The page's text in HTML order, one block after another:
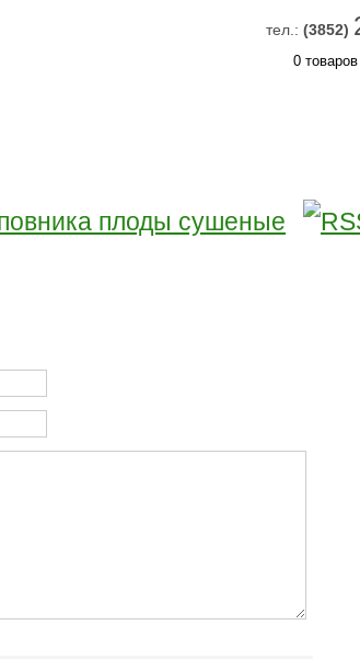
тел.: (3852)
0 товаров
плоды сушеные